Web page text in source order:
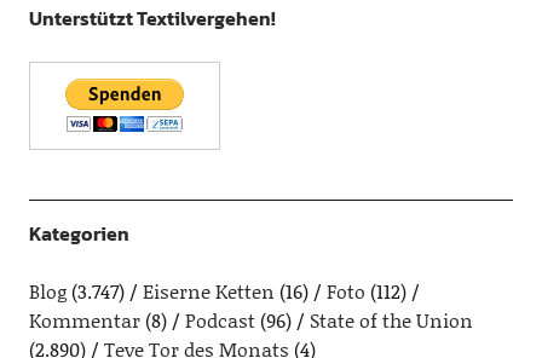
Unterstützt Textilvergehen!
Kategorien
Blog(3.747) Eiserne Ketten (16) Foto (112)
Kommentar(8) Podcast(96)
State of the Union
(2.890)
Teve Tor des Monats (4)